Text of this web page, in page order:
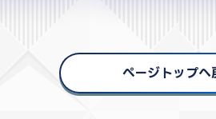
ページトップへ